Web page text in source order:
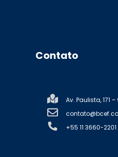
Contato
Av. Paulista, 171
+55 11 3660-2201